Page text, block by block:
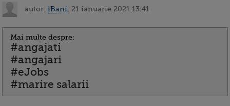
autor: iBani , 21 ianuarie 2021 13:41
Mai multe despre:
#angajati
#angajari
#eJobs
#marire salarii